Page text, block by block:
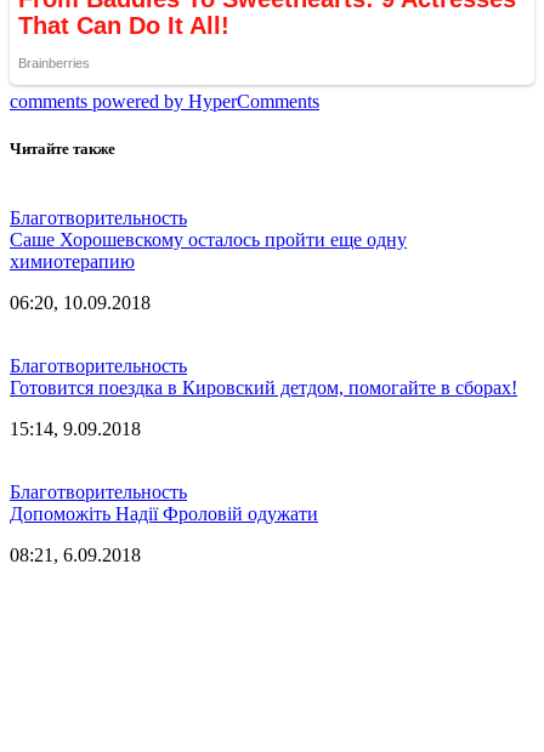
comments powered by HyperComments
Читайте также
Благотворительность
Саше Хорошевскому осталось пройти еще одну
химиотерапию
06:20, 10.09.2018
Благотворительность
Готовится поездка в Кировский детдом, помогайте в сборах!
15:14, 9.09.2018
Благотворительность
Допоможіть Надії Фроловій одужати
08:21, 6.09.2018